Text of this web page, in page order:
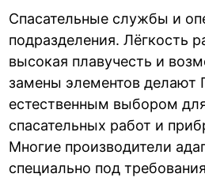
Спасательные службы и
подразделения. Лёгкость
высокая плавучесть и
замены элементов делают
естественным выбором
спасательных работ и
Многие производители
специально под